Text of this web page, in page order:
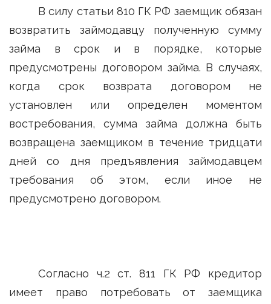
В силу статьи 810 ГК РФ заемщик обязан
возвратить займодавцу полученную сумму
займа в срок и в порядке, которые
предусмотрены договором займа. В случаях,
когда срок возврата договором не
установлен или определен моментом
востребования, сумма займа должна быть
возвращена заемщиком в течение тридцати
дней со дня предъявления займодавцем
требования об этом, если иное не
предусмотрено договором.
Согласно ч.2 ст. 811 ГК РФ кредитор
имеет право потребовать от заемщика